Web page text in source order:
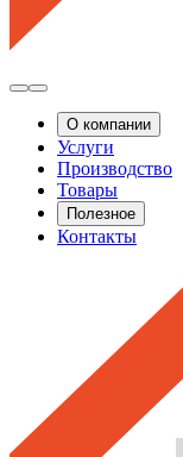
О компании
Услуги
Производство
Товары
Полезное
Контакты